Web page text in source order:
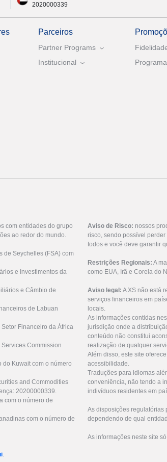
2020000339
Parceiros
Partner Programs
Institucional
com entidades do grupo
ao redor do mundo.
de Seychelles (FSA) com
e Investimentos da
e Câmbio de
de Labuan
Financeiro da África
Commission
do Kuwait com o número
and Commodities
20200000339.
com o número de
com o número de
.
Aviso de Risco: nossos
risco, sendo possível
todos e você deve garantir
Restrições Regionais: A
como EUA, Irã e Coreia do
Aviso legal: A XS não está
serviços financeiros em
locais.
As informações contidas
jurisdição onde a
conteúdo não constitui
realização de qualquer
Além disso, este site
acessibilidade.
Traduções para idiomas
conveniência, não tendo a
indivíduos residentes em
As disposições regulatórias
dependendo de qual
As informações neste site